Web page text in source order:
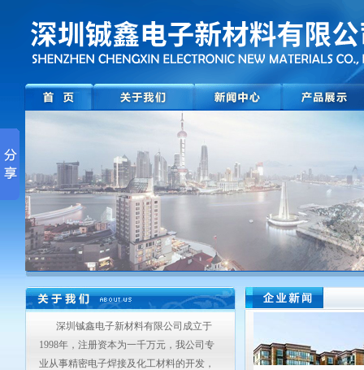
深圳铖鑫电子新材料有限公司成立于
1998年，注册资本为一千万元，我公司专
业从事精密电子焊接及化工材料的开发，